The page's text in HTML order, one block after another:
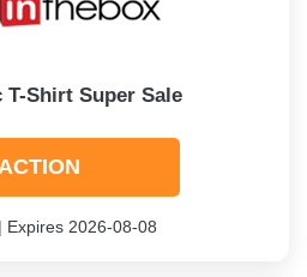
T-Shirt Super Sale
| Expires 2026-08-08